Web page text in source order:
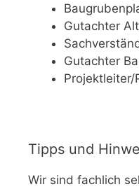
Gutachter
Gutachter
Projektleiter/
Tipps und
Wir sind fachlich